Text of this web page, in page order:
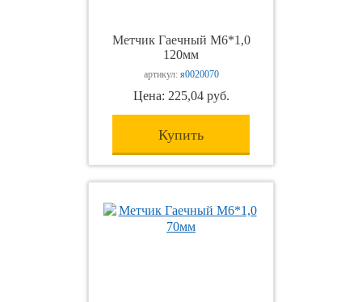
Метчик Гаечный М6*1,0
120мм
артикул: я0020070
Цена: 225,04 руб.
Купить